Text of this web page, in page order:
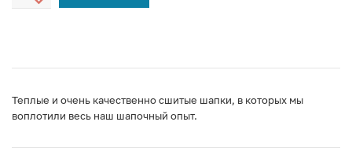
Теплые и очень качественно сшитые шапки, в которых мы
воплотили весь наш шапочный опыт.